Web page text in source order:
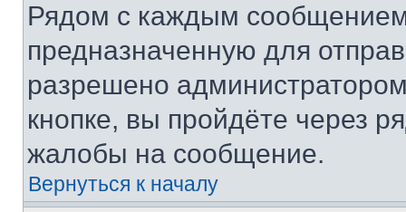
Рядом с каждым сообщением
предназначенную для
разрешено
кнопке, вы пройдёте через
жалобы на сообщение.
Вернуться к началу